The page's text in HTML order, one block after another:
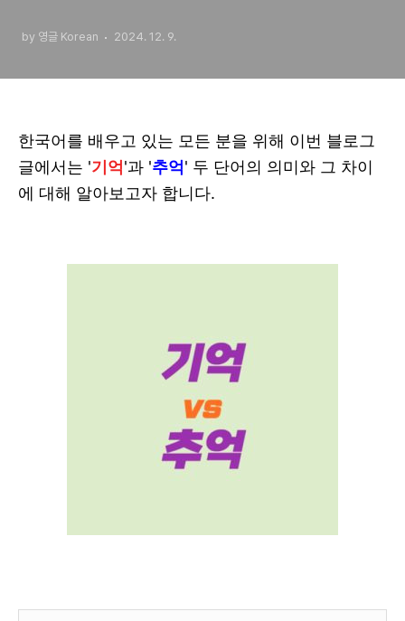
by 영글 Korean 2024. 12. 9.
한국어를 배우고 있는 모든 분을 위해 이번 블로그
글에서는 '기억'과 '추억' 두 단어의 의미와 그 차이
에 대해 알아보고자 합니다.